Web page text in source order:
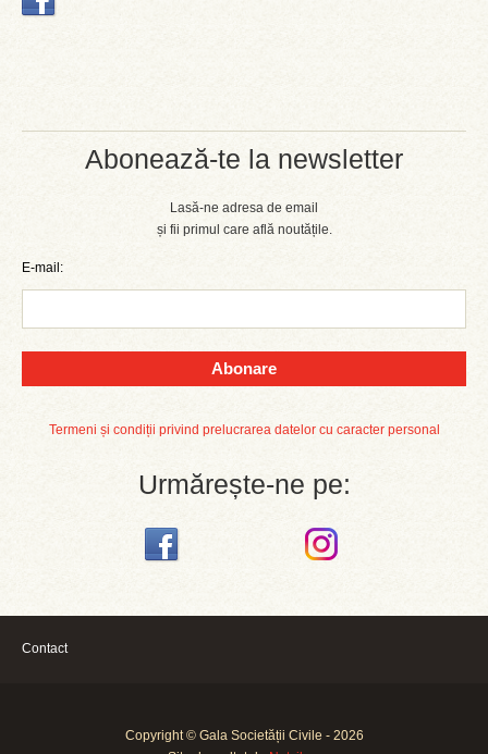
Abonează-te la newsletter
Lasă-ne adresa de email
și fii primul care află noutățile.
E-mail:
Abonare
Termeni și condiții privind prelucrarea datelor cu caracter personal
Urmărește-ne pe:
Contact
Copyright © Gala Societății Civile - 2026